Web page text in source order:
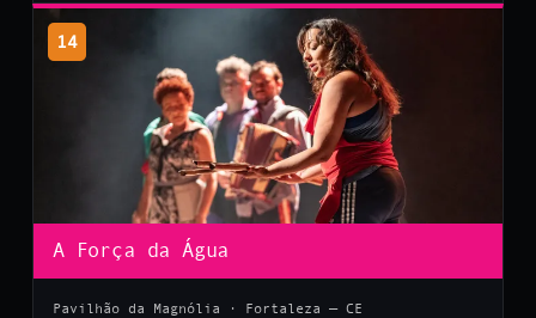
14
A Força da Água
Pavilhão da Magnólia · Fortaleza — CE